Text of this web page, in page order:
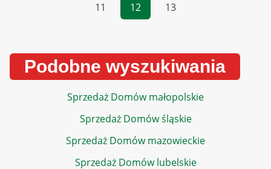
11
12 13
Podobne wyszukiwania
Sprzedaż Domów małopolskie
Sprzedaż Domów śląskie
Sprzedaż Domów mazowieckie
Sprzedaż Domów lubelskie